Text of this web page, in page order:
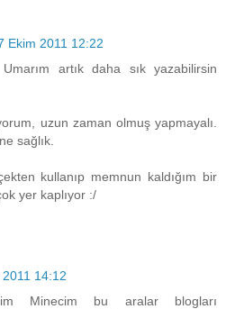
Ekim 2011 12:22
artık daha sık yazabilirsin
uzun zaman olmuş yapmayalı.
sağlık.
kullanıp memnun kaldığım bir
yer kaplıyor :/
14:12
Minecim bu aralar blogları